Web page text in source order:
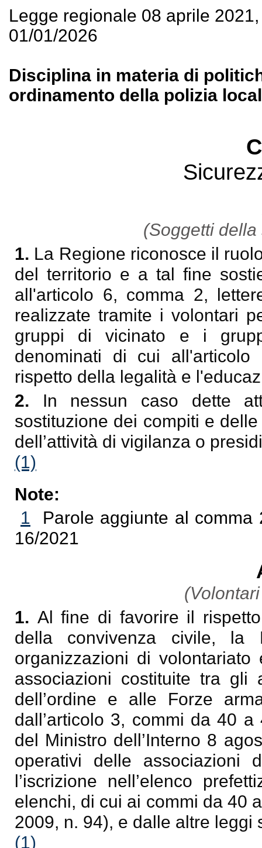
Legge regionale 08 aprile
01/01/2026
Disciplina in materia di
ordinamento della polizia
(Soggetti
1. La Regione riconosce il
del territorio e a tal fine
all'articolo 6, comma 2,
realizzate tramite i volontari
gruppi di vicinato e i
denominati di cui
rispetto della legalità e
2. In nessun caso dette
sostituzione dei compiti e
dell’attività di vigilanza o
(1)
Note:
1
Parole aggiunte al
16/2021
1. Al fine di favorire il
della convivenza civile, la
organizzazioni di
associazioni costituite tra gli
dell’ordine e alle Forze
dall’articolo 3, commi da 40
del Ministro dell’Interno 8
operativi delle associazioni
l’iscrizione nell’elenco
elenchi, di cui ai commi da 40
2009, n. 94), e dalle altre leggi
(1)